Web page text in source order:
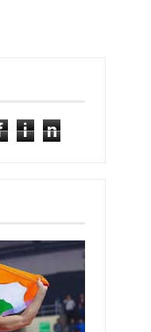
i
n